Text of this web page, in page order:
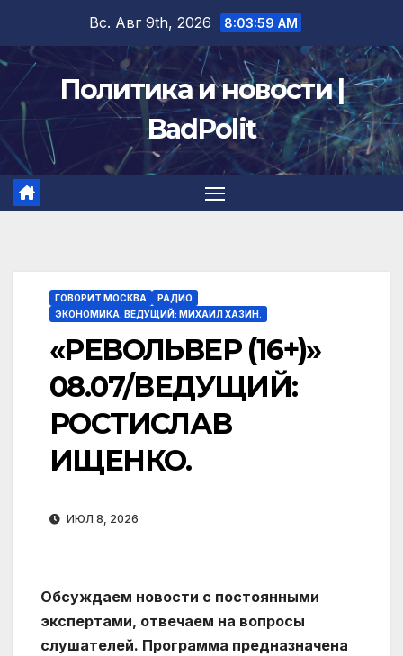
содержимому
Вс. Авг 9th, 2026 8:03:59 AM
Политика и новости |
BadPolit
ГОВОРИТ МОСКВА
РАДИО
ЭКОНОМИКА. ВЕДУЩИЙ: МИХАИЛ ХАЗИН.
«РЕВОЛЬВЕР (16+)»
08.07/ВЕДУЩИЙ:
РОСТИСЛАВ
ИЩЕНКО.
ИЮЛ 8, 2026
Обсуждаем новости с постоянными
экспертами, отвечаем на вопросы
слушателей. Программа предназначена